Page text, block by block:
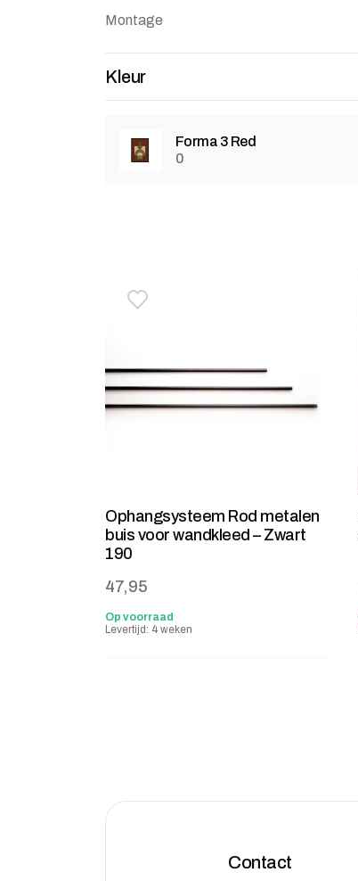
Montage
Kleur
Forma 3 Red
0
Toevoegen aan verlanglijstje
Verwijderen van verlanglijst
Ophangsysteem Rod metalen
buis voor wandkleed – Zwart
190
47,95
Op voorraad
Levertijd: 4 weken
Contact